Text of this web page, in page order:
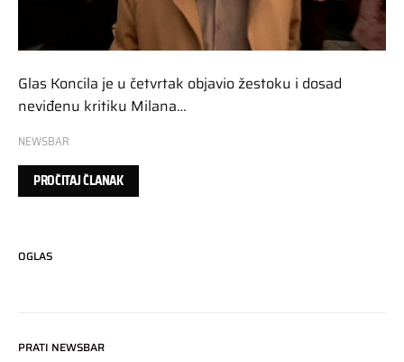
Glas Koncila je u četvrtak objavio žestoku i dosad
neviđenu kritiku Milana…
NEWSBAR
PROČITAJ ČLANAK
OGLAS
PRATI NEWSBAR